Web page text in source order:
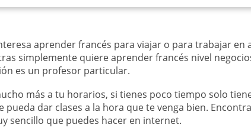
aprender francés para viajar o para trabajar en
simplemente quiere aprender francés nivel
es un profesor particular.
más a tu horarios, si tienes poco tiempo solo
pueda dar clases a la hora que te venga bien.
sencillo que puedes hacer en internet.